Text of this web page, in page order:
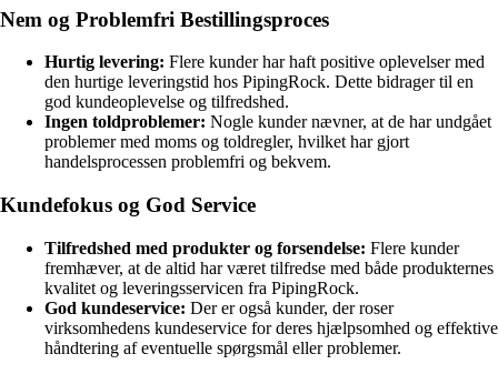
Nem og Problemfri Bestillingsproces
Hurtig levering: Flere kunder har haft positive oplevelser med
den hurtige leveringstid hos PipingRock. Dette bidrager til en
god kundeoplevelse og tilfredshed.
Ingen toldproblemer: Nogle kunder nævner, at de har undgået
problemer med moms og toldregler, hvilket har gjort
handelsprocessen problemfri og bekvem.
Kundefokus og God Service
Tilfredshed med produkter og forsendelse: Flere kunder
fremhæver, at de altid har været tilfredse med både produkternes
kvalitet og leveringsservicen fra PipingRock.
God kundeservice: Der er også kunder, der roser
virksomhedens kundeservice for deres hjælpsomhed og effektive
håndtering af eventuelle spørgsmål eller problemer.